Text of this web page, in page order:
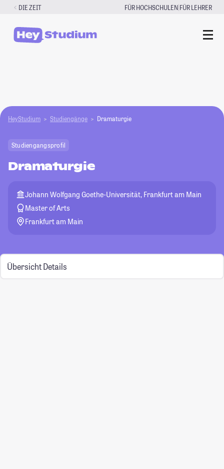
Zum
springen
DIE ZEIT FÜR HOCHSCHULEN|FÜR LEHRER
HeyStudium Studiengänge Dramaturgie
Studiengangsprofil
Dramaturgie
Johann Wolfgang Goethe-Universität, Frankfurt am Main
Master of Arts
Frankfurt am Main
Übersicht Details